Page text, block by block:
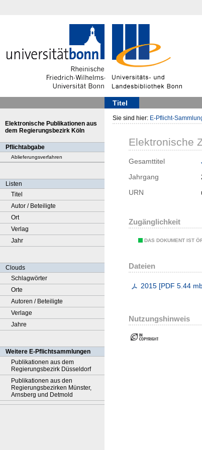
Titel
Elektronische Publikationen aus
dem Regierungsbezirk Köln
Pflichtabgabe
Ablieferungsverfahren
Listen
Titel
Autor / Beteiligte
Ort
Verlag
Jahr
Clouds
Schlagwörter
Orte
Autoren / Beteiligte
Verlage
Jahre
Weitere E-Pflichtsammlungen
Publikationen aus dem
Regierungsbezirk Düsseldorf
Publikationen aus den
Regierungsbezirken Münster,
Arnsberg und Detmold
Sie sind hier: E-Pflicht-
Elektronische
Gesamttitel
Jahrgang
URN
Zugänglichkeit
DAS DOKUMENT IST
Dateien
2015 [PDF 5.44
Nutzungshinweis